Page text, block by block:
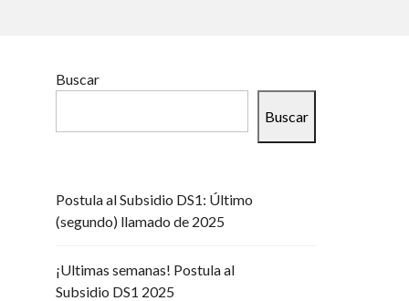
Buscar
Buscar
Postula al Subsidio DS1: Último
(segundo) llamado de 2025
¡Ultimas semanas! Postula al
Subsidio DS1 2025